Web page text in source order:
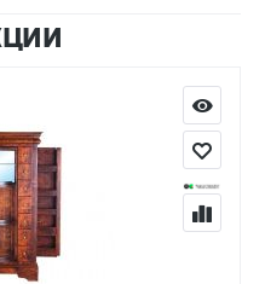
купить Стол